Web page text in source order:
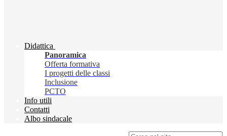
Didattica
Panoramica
Offerta formativa
I progetti delle classi
Inclusione
PCTO
Info utili
Contatti
Albo sindacale